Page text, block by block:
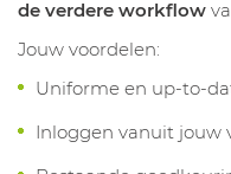
de verdere workflow
Jouw voordelen:
Uniforme en up-to-
Inloggen vanuit jouw